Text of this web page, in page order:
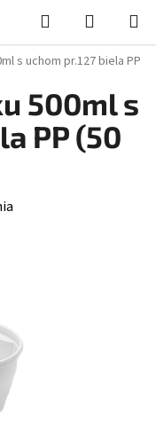
Hľadať
KOŠÍK
s uchom pr.127 biela PP
500ml s
PP (50